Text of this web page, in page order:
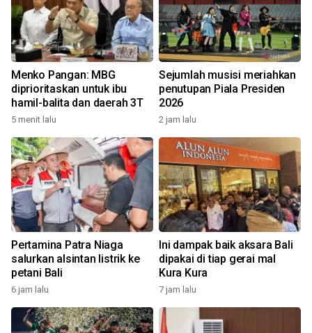
Menko Pangan: MBG
diprioritaskan untuk ibu
hamil-balita dan daerah 3T
5 menit lalu
Sejumlah musisi meriahkan
penutupan Piala Presiden
2026
2 jam lalu
Pertamina Patra Niaga
salurkan alsintan listrik ke
petani Bali
6 jam lalu
Ini dampak baik aksara Bali
dipakai di tiap gerai mal
Kura Kura
7 jam lalu